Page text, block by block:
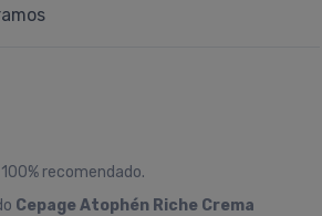
recomendado.
Cepage Atophén Riche Crema